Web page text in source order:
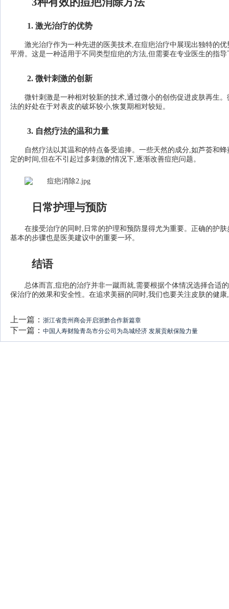
1. 激光治疗的优势
激光治疗作为一种先进的医美技术,在痘疤治疗中展现出独特的
平滑。这是一种适用于不同类型痘疤的方法,但需要在专业医生的指导
2. 微针刺激的创新
微针刺激是一种相对较新的技术,通过微小的创伤促进皮肤再生
法的好处在于对表皮的破坏较小,恢复期相对较短。
3. 自然疗法的温和力量
自然疗法以其温和的特点备受追捧。一些天然的成分,如芦荟和
定的时间,但在不引起过多刺激的情况下,逐渐改善痘疤问题。
日常护理与预防
在接受治疗的同时,日常的护理和预防显得尤为重要。正确的护
基本的步骤也是医美建议中的重要一环。
结语
总体而言,痘疤的治疗并非一蹴而就,需要根据个体情况选择合适
保治疗的效果和安全性。在追求美丽的同时,我们也要关注皮肤的健
上一篇： 浙江省贵州商会开启浙黔合作新篇章
下一篇： 中国人寿财险青岛市分公司为岛城经济 发展贡献保险力量